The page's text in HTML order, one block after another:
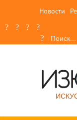
Новости